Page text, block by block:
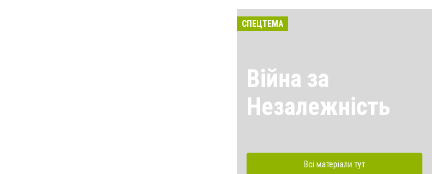
СПЕЦТЕМА
Війна за
Незалежність
Всі матеріали тут